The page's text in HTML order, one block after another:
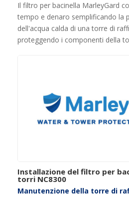
Il filtro per bacinella MarleyGard
tempo e denaro semplificando la
dell'acqua calda di una torre di
proteggendo i componenti della
Installazione del filtro per
torri NC8300
Manutenzione della torre di